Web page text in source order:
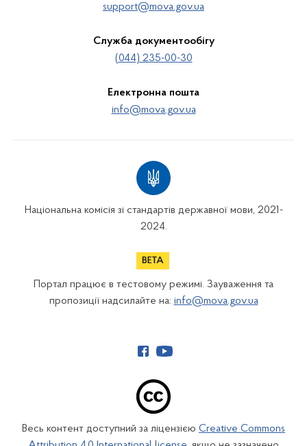
support@mova.gov.ua
Служба документообігу
(044) 235-00-30
Електронна пошта
info@mova.gov.ua
Національна комісія зі стандартів державної мови, 2021-
2024.
Портал працює в тестовому режимі. Зауваження та
пропозиції надсилайте на: info@mova.gov.ua
Весь контент доступний за ліцензією Creative Commons